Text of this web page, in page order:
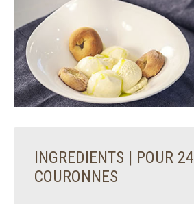
INGREDIENTS | POUR 24
COURONNES